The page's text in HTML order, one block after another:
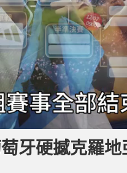
牙硬撼克羅